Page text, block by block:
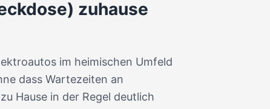
zuhause
im heimischen Umfeld
dass Wartezeiten an
Hause in der Regel deutlich